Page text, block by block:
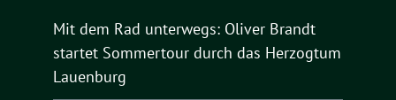
Mit dem Rad unterwegs: Oliver Brandt
startet Sommertour durch das Herzogtum
Lauenburg